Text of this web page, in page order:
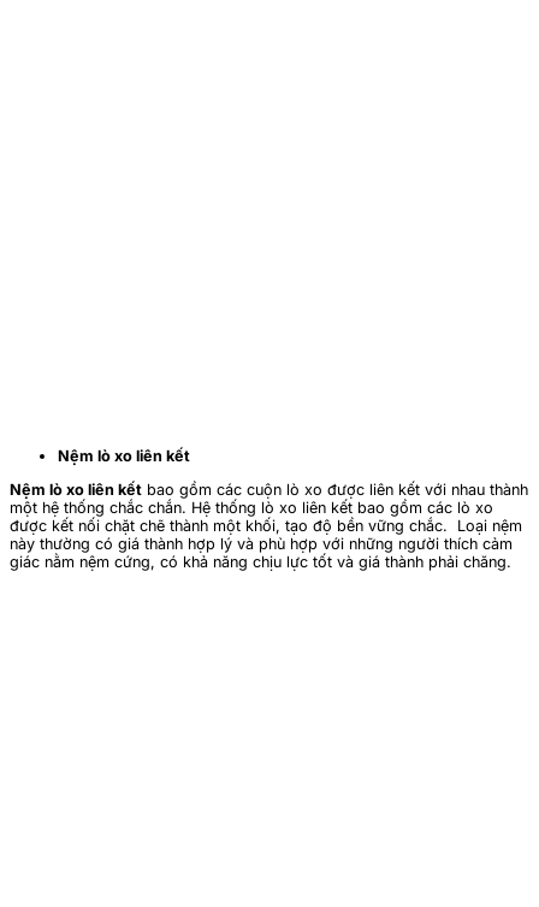
Nệm lò xo liên kết
Nệm lò xo liên kết bao gồm các cuộn lò xo được liên kết với nhau thành
một hệ thống chắc chắn. Hệ thống lò xo liên kết bao gồm các lò xo
được kết nối chặt chẽ thành một khối, tạo độ bền vững chắc.
Loại nệm
này thường có giá thành hợp lý và phù hợp với những người thích cảm
giác nằm nệm cứng, có khả năng chịu lực tốt và giá thành phải chăng.